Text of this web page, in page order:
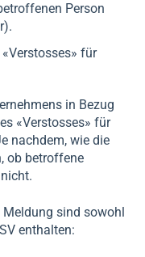
Person
für
in Bezug
«Verstosses» für
nachdem, wie die
ob betroffene
Meldung sind sowohl
enthalten: